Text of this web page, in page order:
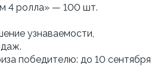
4 ролла» — 100 шт.
узнаваемости,
победителю: до 10 сентября